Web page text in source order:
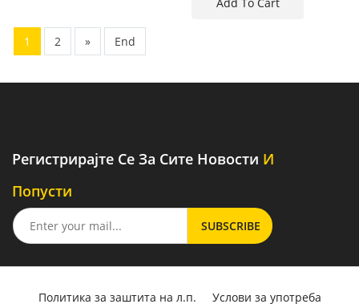
1 2 » End
Регистрирајте Се За Сите Новости И
Попусти
Политика за заштита на л.п. Услови за употреба